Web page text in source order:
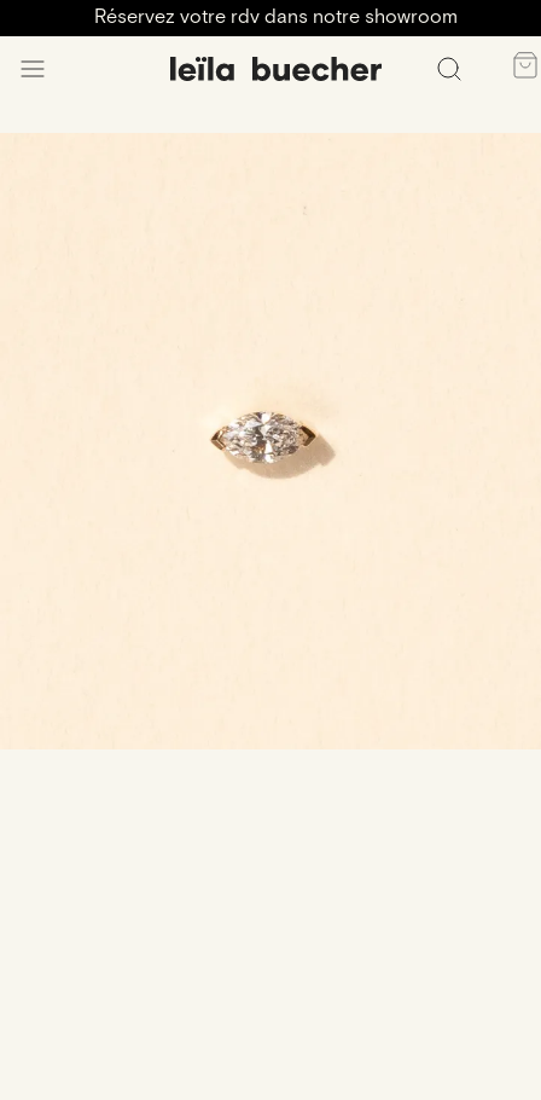
Réservez votre rdv dans notre showroom